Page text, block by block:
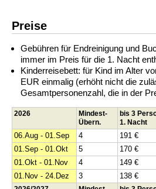
Preise
Gebühren für Endreinigung und
immer im Preis für die 1. Nacht
Kinderreisebett: für Kind im Alter
EUR einmalig (erhöht nicht die
Gesamtpersonenzahl, die in der
2026
Mindest-
Übern.
bis 3
1. Nacht
06.Aug - 01.Sep 4 191 €
01.Sep - 01.Okt
5 170 €
01.Okt - 01.Nov
4 149 €
01.Nov - 24.Dez
3 138 €